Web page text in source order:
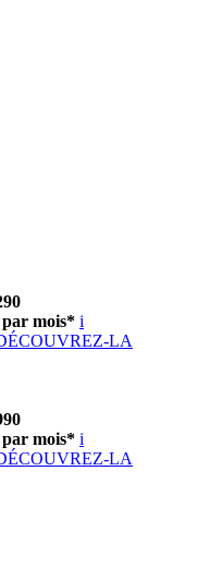
mois* i
LA
mois* i
LA